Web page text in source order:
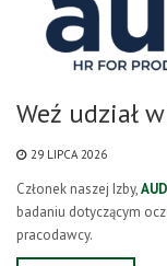
Weź udział
29 LIPCA 2026
Członek naszej Izby,
badaniu dotyczącym
pracodawcy.